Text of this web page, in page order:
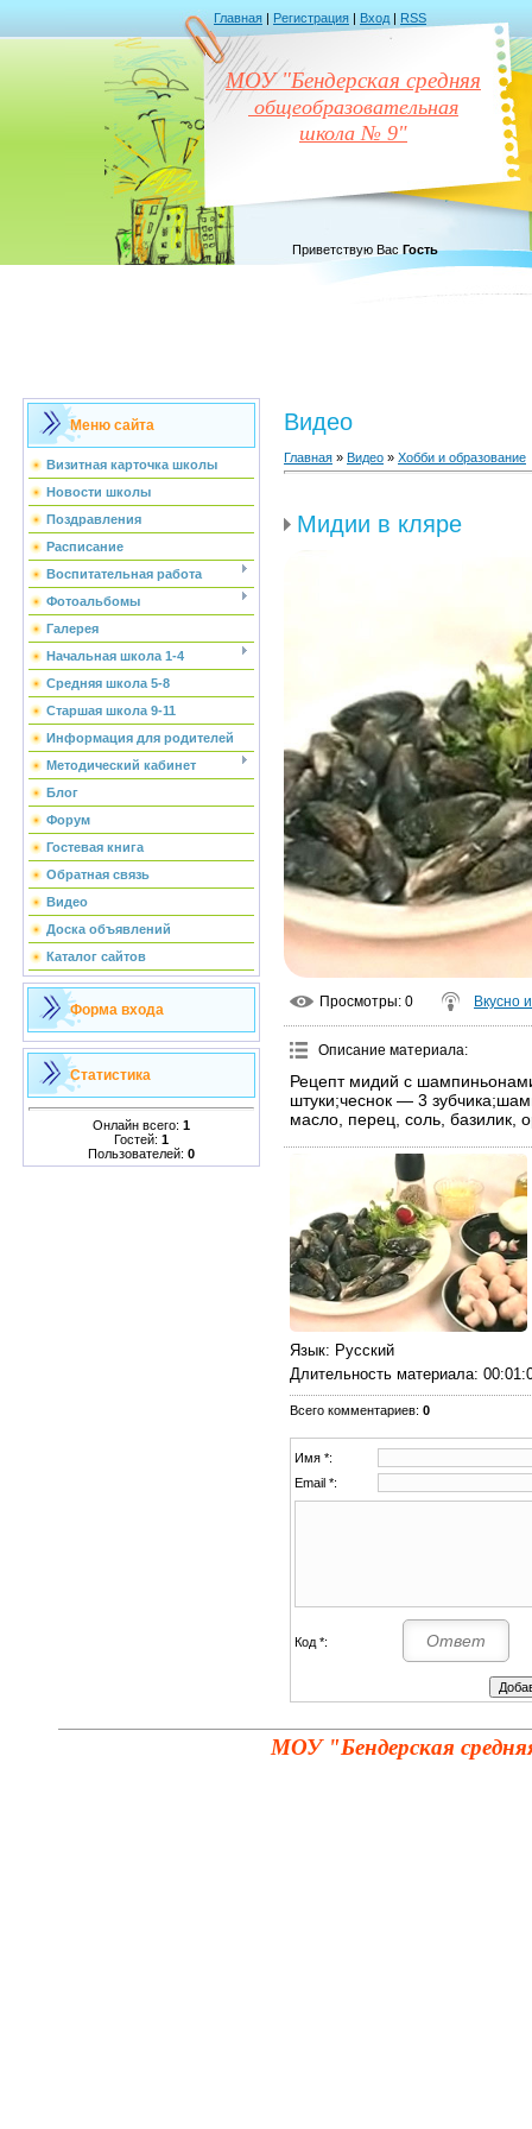
Главная | Регистрация | Вход | RSS
МОУ "Бендерская средняя
общеобразовательная
школа № 9"
Приветствую Вас Гость
Меню сайта
Визитная карточка школы
Новости школы
Поздравления
Расписание
Воспитательная работа
Фотоальбомы
Галерея
Начальная школа 1-4
Средняя школа 5-8
Старшая школа 9-11
Информация для родителей
Методический кабинет
Блог
Форум
Гостевая книга
Обратная связь
Видео
Доска объявлений
Каталог сайтов
Форма входа
Статистика
Онлайн всего: 1
Гостей: 1
Пользователей: 0
Видео
Главная » Видео » Хобби и образование
Мидии в кляре
Просмотры: 0 Вкусно
Описание материала:
Рецепт мидий с
штуки;чеснок — 3
масло, перец, соль, базилик,
Язык: Русский
Длительность материала:
Всего комментариев: 0
Имя *:
Email *:
Код *:
МОУ "Бендерская